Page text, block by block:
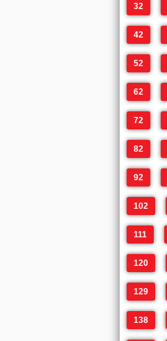
32
42
52
62
72
82
92
102
111
120
129
138